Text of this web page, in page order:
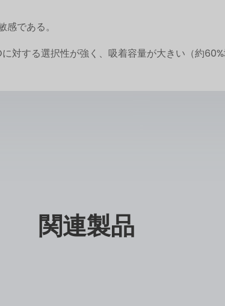
である。
する選択性が強く、吸着容量が大きい（約60%
関連製品